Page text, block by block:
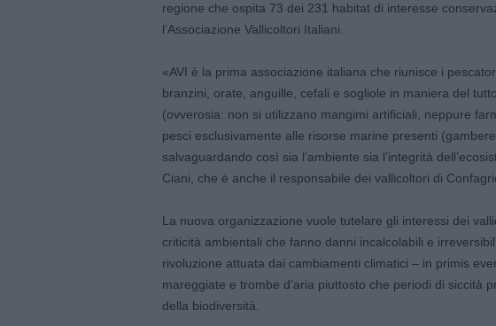
regione che ospita 73 dei 231 habitat di interesse
l’Associazione Vallicoltori Italiani.
«AVI è la prima associazione italiana che riunisce i
branzini, orate, anguille, cefali e sogliole in maniera del
(ovverosia: non si utilizzano mangimi artificiali, neppure
pesci esclusivamente alle risorse marine presenti
salvaguardando così sia l’ambiente sia l’integrità
Ciani, che è anche il responsabile dei vallicoltori di
La nuova organizzazione vuole tutelare gli interessi dei
criticità ambientali che fanno danni incalcolabili e
rivoluzione attuata dai cambiamenti climatici – in primis
mareggiate e trombe d’aria piuttosto che periodi di siccità
della biodiversità.